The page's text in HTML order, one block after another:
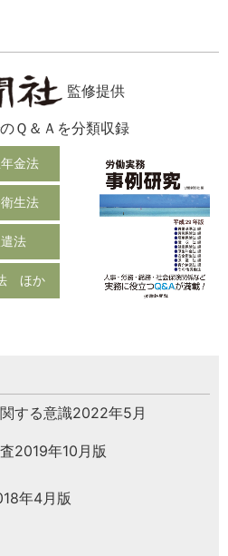
監修提供
Ｑ＆Ａを分類収録
金法
生法
法
ほか
する意識2022年5月
2019年10月版
年4月版